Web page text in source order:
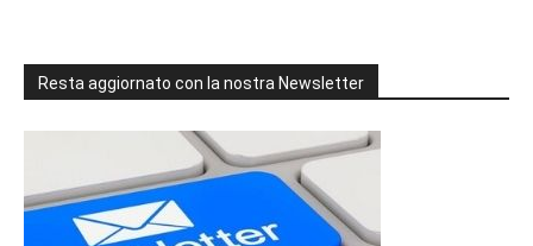
Resta aggiornato con la nostra Newsletter